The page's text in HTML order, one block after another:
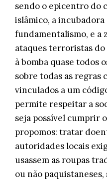
sendo o epicentro do
islâmico, a
fundamentalismo, e a
ataques terroristas
à bomba quase todos
sobre todas as regras
vinculados a um
permite respeitar a
seja possível cumprir
propomos: tratar
autoridades locais
usassem as roupas
ou não